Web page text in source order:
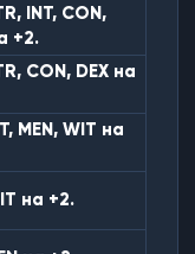
INT, CON,
+2.
CON, DEX на
MEN, WIT на
на +2.